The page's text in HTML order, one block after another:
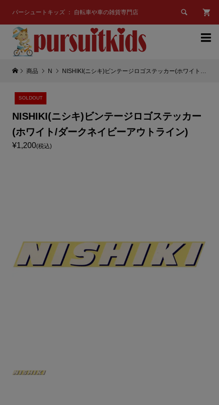
パーシュートキッズ ： 自転車や車の雑貨専門店 

商品 N NISHIKI(ニシキ)ビンテージロゴステッカー(ホワイト/ダークネイビーアウトライン)
SOLDOUT
NISHIKI(ニシキ)ビンテージロゴステッカー
(ホワイト/ダークネイビーアウトライン)
¥1,200(税込)